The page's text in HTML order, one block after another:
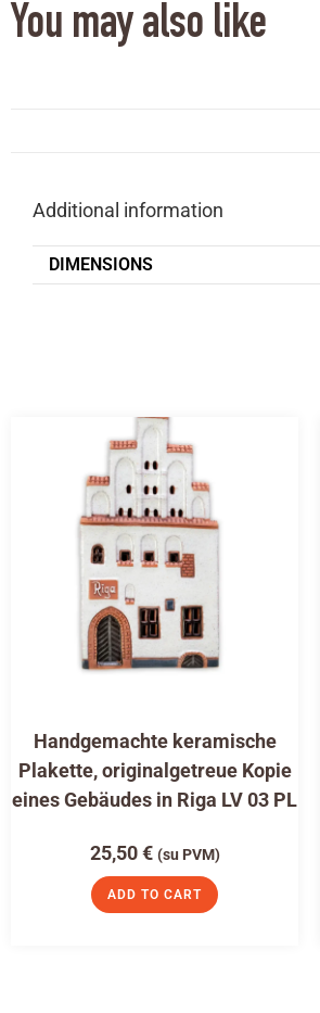
You may also like
Additional information
DIMENSIONS
Handgemachte keramische
Plakette, originalgetreue Kopie
eines Gebäudes in Riga LV 03 PL
25,50€ (su PVM)
ADD TO CART